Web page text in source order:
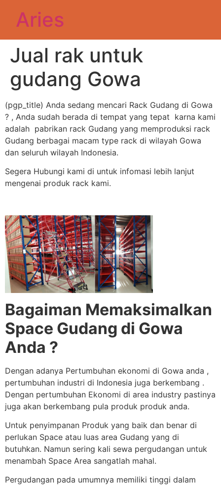
Aries
Jual rak untuk
gudang Gowa
(pgp_title) Anda sedang mencari Rack Gudang di Gowa
? , Anda sudah berada di tempat yang tepat karna kami
adalah pabrikan rack Gudang yang memproduksi rack
Gudang berbagai macam type rack di wilayah Gowa
dan seluruh wilayah Indonesia.
Segera Hubungi kami di untuk infomasi lebih lanjut
mengenai produk rack kami.
Bagaiman Memaksimalkan
Space Gudang di Gowa
Anda ?
Dengan adanya Pertumbuhan ekonomi di Gowa anda ,
pertumbuhan industri di Indonesia juga berkembang .
Dengan pertumbuhan Ekonomi di area industry pastinya
juga akan berkembang pula produk produk anda.
Untuk penyimpanan Produk yang baik dan benar di
perlukan Space atau luas area Gudang yang di
butuhkan. Namun sering kali sewa pergudangan untuk
menambah Space Area sangatlah mahal.
Pergudangan pada umumnya memiliki tinggi dalam